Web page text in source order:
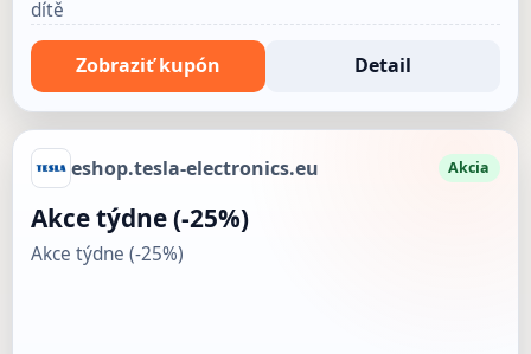
dítě
Zobraziť kupón Detail
eshop.tesla-electronics.eu Akcia
Akce týdne (-25%)
Akce týdne (-25%)